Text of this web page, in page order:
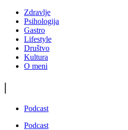
Zdravlje
Psihologija
Gastro
Lifestyle
Društvo
Kultura
O meni
|
Podcast
Podcast